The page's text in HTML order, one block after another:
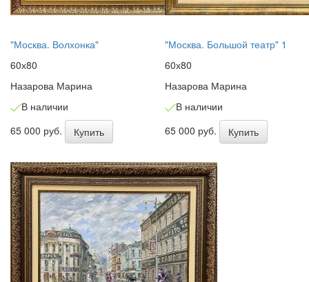
"Москва. Волхонка"
60х80
Назарова Марина
В наличии
65 000 руб.
Купить
"Москва. Большой театр" 1
60х80
Назарова Марина
В наличии
65 000 руб.
Купить